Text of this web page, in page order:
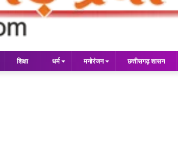
शिक्षा धर्म मनोरंजन छत्तीसगढ़ शासन